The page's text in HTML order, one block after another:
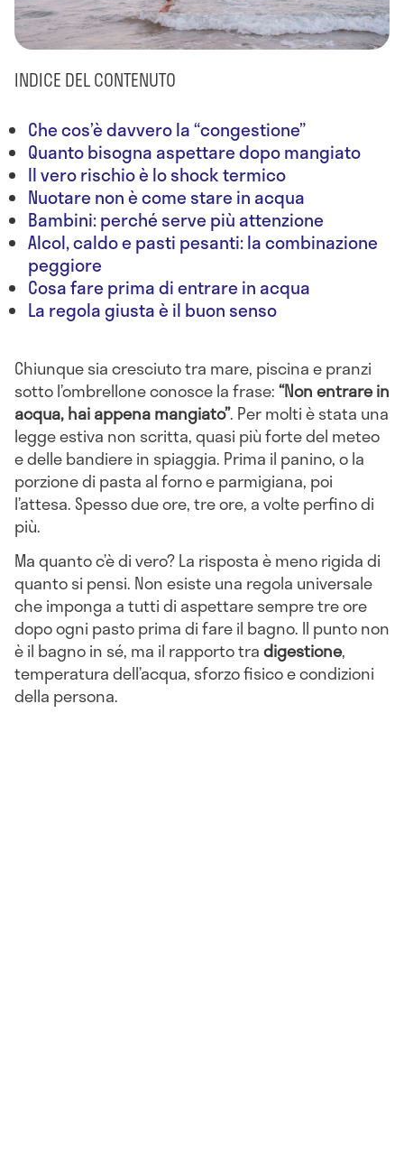
INDICE DEL CONTENUTO
Che cos’è davvero la “congestione”
Quanto bisogna aspettare dopo mangiato
Il vero rischio è lo shock termico
Nuotare non è come stare in acqua
Bambini: perché serve più attenzione
Alcol, caldo e pasti pesanti: la combinazione
peggiore
Cosa fare prima di entrare in acqua
La regola giusta è il buon senso
Chiunque sia cresciuto tra mare, piscina e pranzi
sotto l’ombrellone conosce la frase:“Non entrare in
acqua, hai appena mangiato”. Per molti è stata una
legge estiva non scritta, quasi più forte del meteo
e delle bandiere in spiaggia. Prima il panino, o la
porzione di pasta al forno e parmigiana, poi
l’attesa. Spesso due ore, tre ore, a volte perfino di
più.
Ma quanto c’è di vero? La risposta è meno rigida di
quanto si pensi. Non esiste una regola universale
che imponga a tutti di aspettare sempre tre ore
dopo ogni pasto prima di fare il bagno. Il punto non
è il bagno in sé, ma il rapporto tradigestione,
temperatura dell’acqua, sforzo fisico e condizioni
della persona.